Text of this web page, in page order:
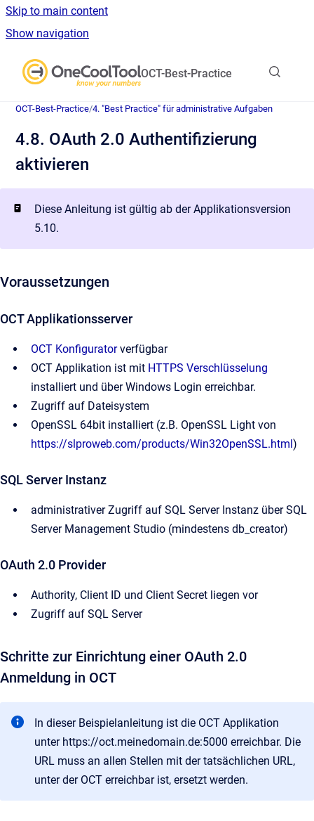
Skip to main content
Show navigation
OCT-Best-Practice
OCT-Best-Practice/4. "Best Practice" für administrative Aufgaben
4.8. OAuth 2.0 Authentifizierung
aktivieren
Diese Anleitung ist gültig ab der Applikationsversion
5.10.
Voraussetzungen
OCT Applikationsserver
OCT Konfiguratorverfügbar
OCT Applikation ist mit HTTPS Verschlüsselung
installiert und über Windows Login erreichbar.
Zugriff auf Dateisystem
OpenSSL 64bit installiert (z.B. OpenSSL Light von
https://slproweb.com/products/Win32OpenSSL.html)
SQL Server Instanz
administrativer Zugriff auf SQL Server Instanz über SQL
Server Management Studio (mindestens db_creator)
OAuth 2.0 Provider
Authority, Client ID und Client Secret liegen vor
Zugriff auf SQL Server
Schritte zur Einrichtung einer OAuth 2.0
Anmeldung in OCT
In dieser Beispielanleitung ist die OCT Applikation
unter https://oct.meinedomain.de:5000 erreichbar. Die
URL muss an allen Stellen mit der tatsächlichen URL,
unter der OCT erreichbar ist, ersetzt werden.